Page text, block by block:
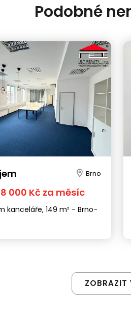
Podobné
Brno
000 Kč za měsíc
kanceláře, 149 m² - Brno-
ZOBRAZIT